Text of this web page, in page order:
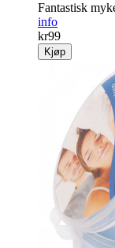
Fantastisk
info
kr99
Kjøp